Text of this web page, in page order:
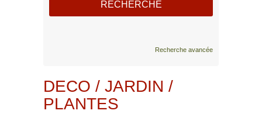
Recherche avancée
DECO / JARDIN /
PLANTES